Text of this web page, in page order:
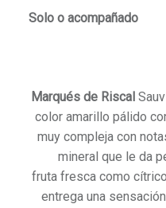
Solo o acompañado
Marqués de Riscal
color amarillo pálido
muy compleja con
mineral que le da
fruta fresca como
entrega una